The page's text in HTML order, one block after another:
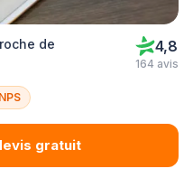
de
4,8
164 avis
gratuit